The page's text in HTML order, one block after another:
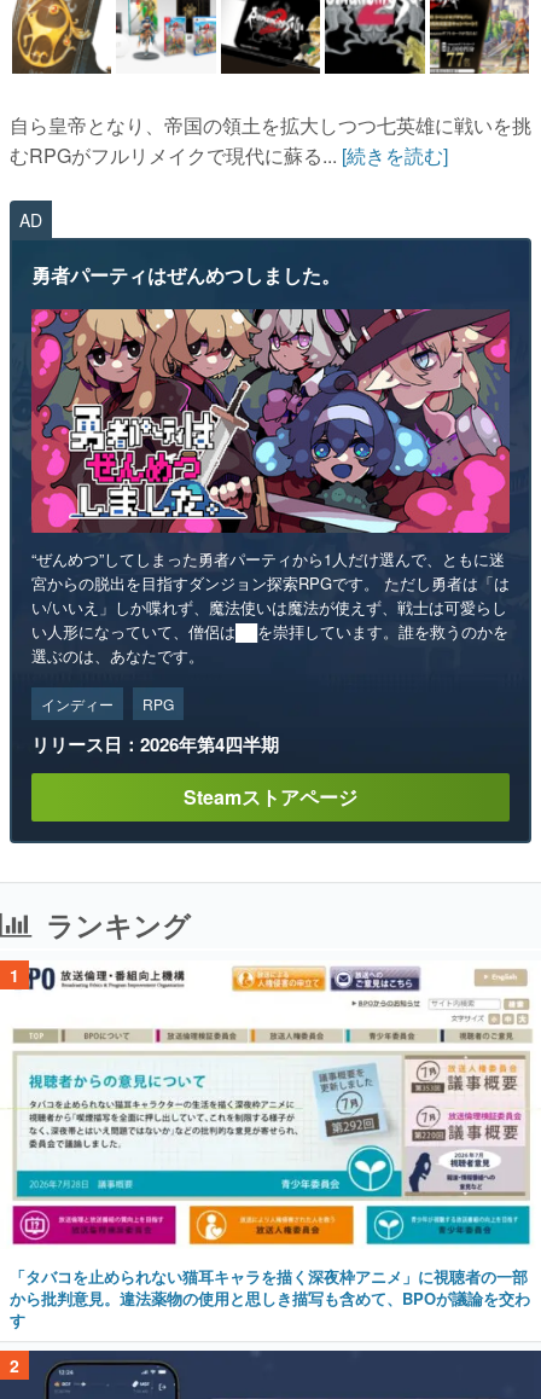
自ら皇帝となり、帝国の領土を拡大しつつ七英雄に戦いを挑
むRPGがフルリメイクで現代に蘇る... [続きを読む]
AD
勇者パーティはぜんめつしました。
“ぜんめつ”してしまった勇者パーティから1人だけ選んで、ともに迷
宮からの脱出を目指すダンジョン探索RPGです。 ただし勇者は「は
い/いいえ」しか喋れず、魔法使いは魔法が使えず、戦士は可愛らし
い人形になっていて、僧侶は██を崇拝しています。誰を救うのかを
選ぶのは、あなたです。
インディー RPG
リリース日：2026年第4四半期
Steamストアページ
ランキング
1
「タバコを止められない猫耳キャラを描く深夜枠アニメ」に視聴者の一部
から批判意見。違法薬物の使用と思しき描写も含めて、BPOが議論を交わ
す
2